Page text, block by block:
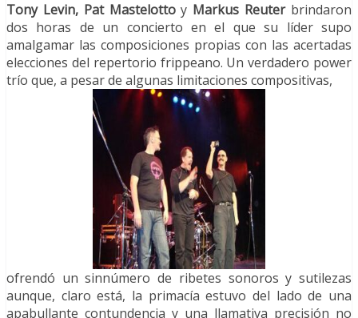
Tony Levin, Pat Mastelottoy Markus Reuterbrindaron
dos horas de un concierto en el que su líder supo
amalgamar las composiciones propias con las acertadas
elecciones del repertorio frippeano. Un verdadero power
trío que, a pesar de algunas limitaciones compositivas,
ofrendó un sinnúmero de ribetes sonoros y sutilezas
aunque, claro está, la primacía estuvo del lado de una
apabullante contundencia y una llamativa precisión no